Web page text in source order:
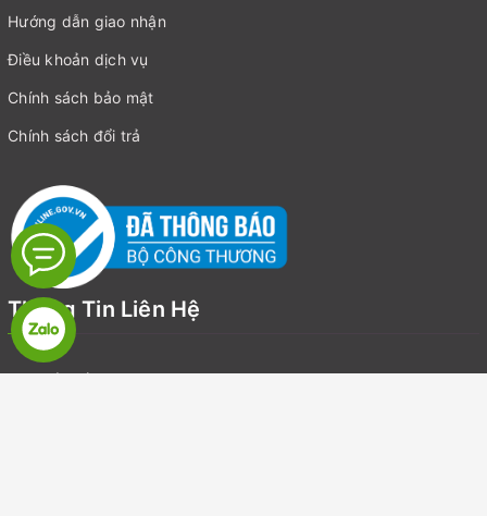
Hướng dẫn giao nhận
Điều khoản dịch vụ
Chính sách bảo mật
Chính sách đổi trả
Thông Tin Liên Hệ